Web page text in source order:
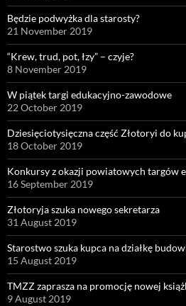
Będzie podwyżka dla starosty?
21 November 2019
“Krew, trud, pot, łzy” – czyje?
8 November 2019
W piątek targi edukacyjno-zawodowe
22 October 2019
Dziesięciotysięczna część Złotoryi do
18 October 2019
Konkursy z okazji powiatowych targów
16 September 2019
Złotoryja szuka nowego sekretarza
31 August 2019
Starostwo szuka kupca na działkę
15 August 2019
TMZZ zaprasza na promocję nowej
9 August 2019